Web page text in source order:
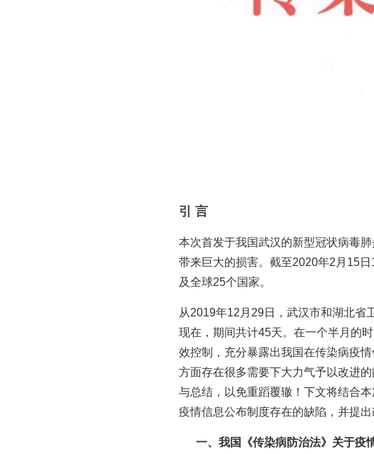
引 言
本次首发于我国武汉的新型冠状病毒
带来巨大的损害。截至2020年2月15
及全球25个国家。
从2019年12月29日，武汉市和湖北省
现在，期间共计45天。在一个半月的
效控制，充分暴露出我国在传染病疫
方面存在很多需要下大力气予以改进
与总结，以免重蹈覆辙！下文将结合
疫情信息公布制度存在的缺陷，并提
一、我国《传染病防治法》关于疫